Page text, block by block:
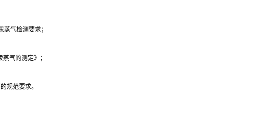
气检测要求；
气的测定》；
规范要求。